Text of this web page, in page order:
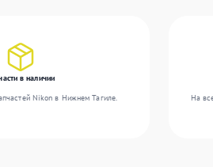
в наличии
Nikon в Нижнем Тагиле.
На